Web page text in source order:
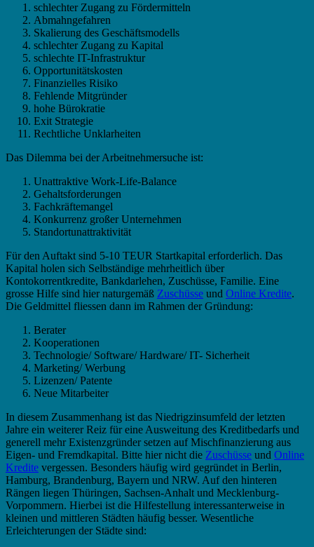
schlechter Zugang zu Fördermitteln
Abmahngefahren
Skalierung des Geschäftsmodells
schlechter Zugang zu Kapital
schlechte IT-Infrastruktur
Opportunitätskosten
Finanzielles Risiko
Fehlende Mitgründer
hohe Bürokratie
Exit Strategie
Rechtliche Unklarheiten
Das Dilemma bei der Arbeitnehmersuche ist:
Unattraktive Work-Life-Balance
Gehaltsforderungen
Fachkräftemangel
Konkurrenz großer Unternehmen
Standortunattraktivität
Für den Auftakt sind 5-10 TEUR Startkapital erforderlich. Das
Kapital holen sich Selbständige mehrheitlich über
Kontokorrentkredite, Bankdarlehen, Zuschüsse, Familie. Eine
grosse Hilfe sind hier naturgemäß Zuschüsse und Online Kredite.
Die Geldmittel fliessen dann im Rahmen der Gründung:
Berater
Kooperationen
Technologie/ Software/ Hardware/ IT- Sicherheit
Marketing/ Werbung
Lizenzen/ Patente
Neue Mitarbeiter
In diesem Zusammenhang ist das Niedrigzinsumfeld der letzten
Jahre ein weiterer Reiz für eine Ausweitung des Kreditbedarfs und
generell mehr Existenzgründer setzen auf Mischfinanzierung aus
Eigen- und Fremdkapital. Bitte hier nicht die Zuschüsse und Online
Kredite vergessen. Besonders häufig wird gegründet in Berlin,
Hamburg, Brandenburg, Bayern und NRW. Auf den hinteren
Rängen liegen Thüringen, Sachsen-Anhalt und Mecklenburg-
Vorpommern. Hierbei ist die Hilfestellung interessanterweise in
kleinen und mittleren Städten häufig besser. Wesentliche
Erleichterungen der Städte sind: